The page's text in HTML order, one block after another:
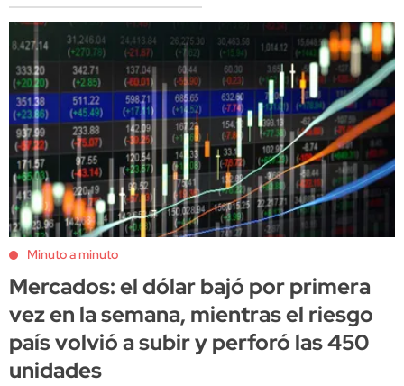
Minuto a minuto
Mercados: el dólar bajó por primera
vez en la semana, mientras el riesgo
país volvió a subir y perforó las 450
unidades